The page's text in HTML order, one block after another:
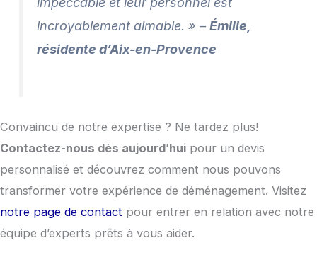
incroyablement aimable. » –Émilie,
résidente d’Aix-en-Provence
Convaincu de notre expertise ? Ne tardez plus!
Contactez-nous dès aujourd’hui pour un devis
personnalisé et découvrez comment nous pouvons
transformer votre expérience de déménagement. Visitez
notre page de contact pour entrer en relation avec notre
équipe d’experts prêts à vous aider.